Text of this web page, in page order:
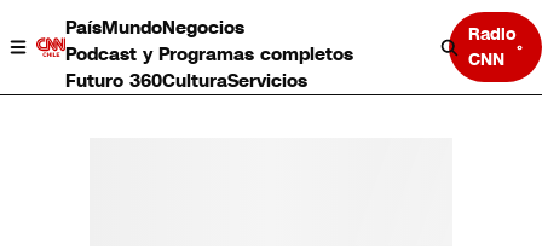
PaísMundoNegocios
Podcast y Programas completos
Futuro 360CulturaServicios
Radio
CNN